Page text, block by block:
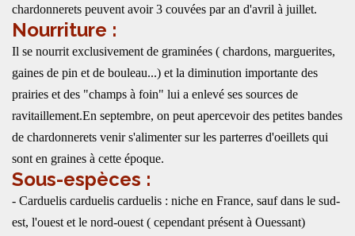
chardonnerets peuvent avoir 3 couvées par an d'avril à juillet.
Nourriture :
Il se nourrit exclusivement de graminées ( chardons, marguerites,
gaines de pin et de bouleau...) et la diminution importante des
prairies et des "champs à foin" lui a enlevé ses sources de
ravitaillement.En septembre, on peut apercevoir des petites bandes
de chardonnerets venir s'alimenter sur les parterres d'oeillets qui
sont en graines à cette époque.
Sous-espèces :
- Carduelis carduelis carduelis : niche en France, sauf dans le sud-
est, l'ouest et le nord-ouest ( cependant présent à Ouessant)